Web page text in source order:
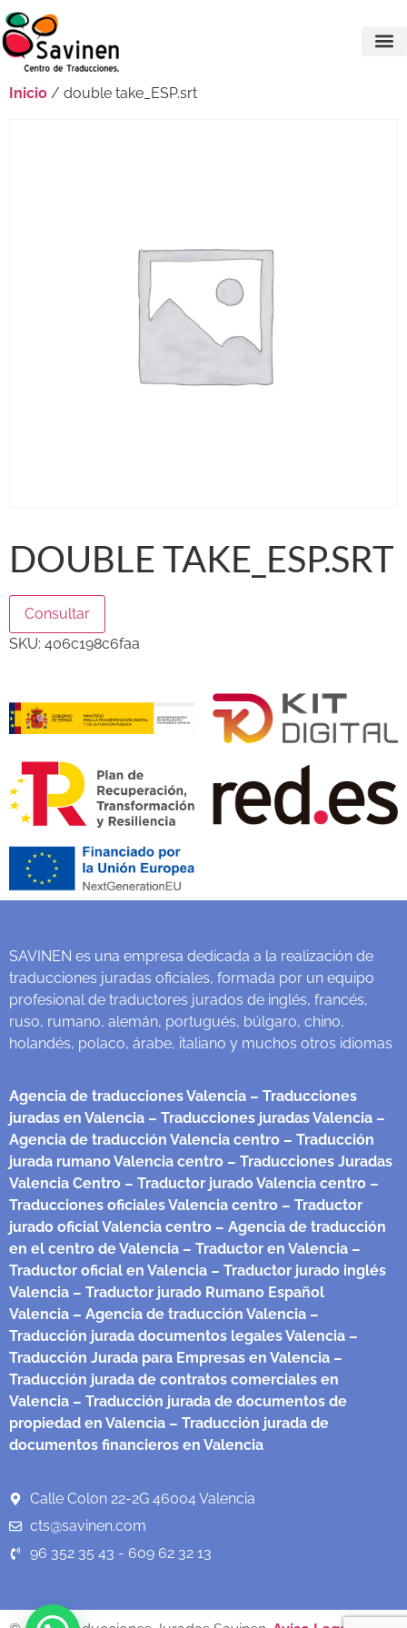
Inicio / double take_ESP.srt
DOUBLE TAKE_ESP.SRT
Consultar
SKU: 406c198c6faa
SAVINEN es una empresa dedicada a la realización de
traducciones juradas oficiales, formada por un equipo
profesional de traductores jurados de inglés, francés,
ruso, rumano, alemán, portugués, búlgaro, chino,
holandés, polaco, árabe, italiano y muchos otros idiomas
Agencia de traducciones Valencia – Traducciones
juradas en Valencia – Traducciones juradas Valencia –
Agencia de traducción Valencia centro – Traducción
jurada rumano Valencia centro – Traducciones Juradas
Valencia Centro – Traductor jurado Valencia centro –
Traducciones oficiales Valencia centro – Traductor
jurado oficial Valencia centro – Agencia de traducción
en el centro de Valencia – Traductor en Valencia –
Traductor oficial en Valencia – Traductor jurado inglés
Valencia – Traductor jurado Rumano Español
Valencia – Agencia de traducción Valencia –
Traducción jurada documentos legales Valencia –
Traducción Jurada para Empresas en Valencia –
Traducción jurada de contratos comerciales en
Valencia – Traducción jurada de documentos de
propiedad en Valencia – Traducción jurada de
documentos financieros en Valencia
Calle Colon 22-2G 46004 Valencia
cts@savinen.com
96 352 35 43 - 609 62 32 13